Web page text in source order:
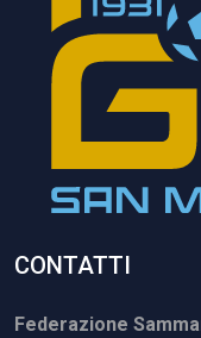
CONTATTI
Federazione